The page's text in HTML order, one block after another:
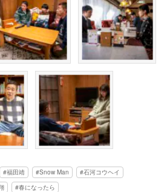
福田靖 Snow Man
石河コウヘイ
春になったら